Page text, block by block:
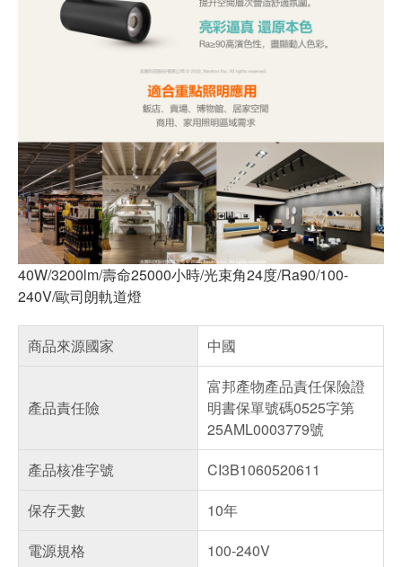
40W/3200lm/壽命25000小時/光束角24度/Ra90/100-
240V/歐司朗軌道燈
商品來源國家 中國
產品責任險
富邦產物產品責任保險證
明書保單號碼0525字第
25AML0003779號
產品核准字號
CI3B1060520611
保存天數
10年
電源規格
100-240V